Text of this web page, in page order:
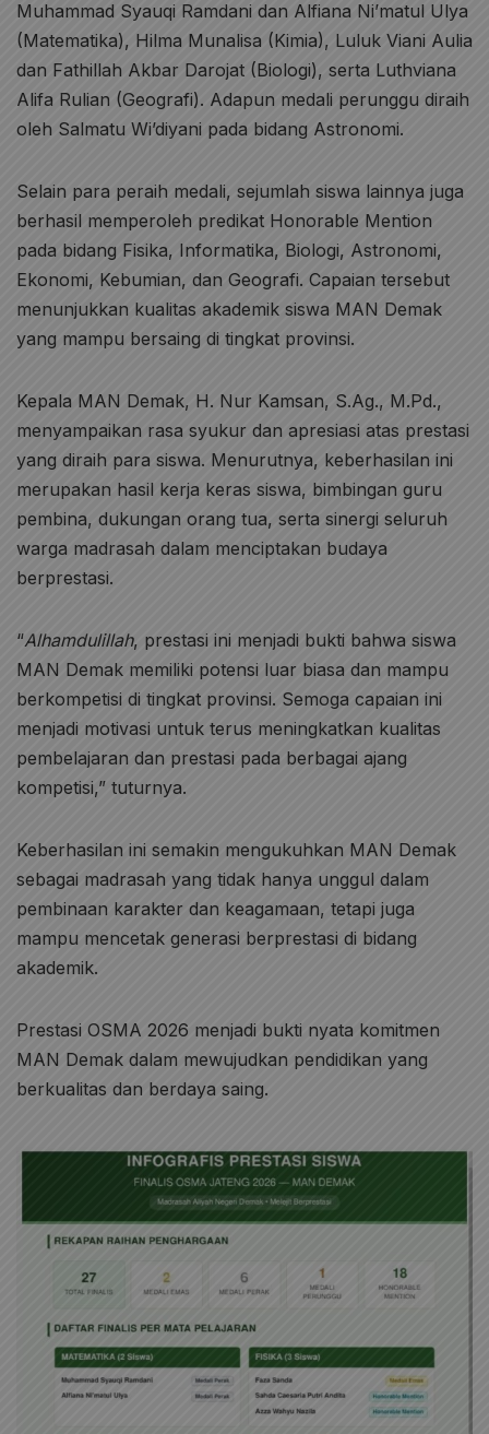
Muhammad Syauqi Ramdani dan Alfiana Ni’matul Ulya
(Matematika), Hilma Munalisa (Kimia), Luluk Viani Aulia
dan Fathillah Akbar Darojat (Biologi), serta Luthviana
Alifa Rulian (Geografi). Adapun medali perunggu diraih
oleh Salmatu Wi’diyani pada bidang Astronomi.
Selain para peraih medali, sejumlah siswa lainnya juga
berhasil memperoleh predikat Honorable Mention
pada bidang Fisika, Informatika, Biologi, Astronomi,
Ekonomi, Kebumian, dan Geografi. Capaian tersebut
menunjukkan kualitas akademik siswa MAN Demak
yang mampu bersaing di tingkat provinsi.
Kepala MAN Demak, H. Nur Kamsan, S.Ag., M.Pd.,
menyampaikan rasa syukur dan apresiasi atas prestasi
yang diraih para siswa. Menurutnya, keberhasilan ini
merupakan hasil kerja keras siswa, bimbingan guru
pembina, dukungan orang tua, serta sinergi seluruh
warga madrasah dalam menciptakan budaya
berprestasi.
“Alhamdulillah, prestasi ini menjadi bukti bahwa siswa
MAN Demak memiliki potensi luar biasa dan mampu
berkompetisi di tingkat provinsi. Semoga capaian ini
menjadi motivasi untuk terus meningkatkan kualitas
pembelajaran dan prestasi pada berbagai ajang
kompetisi,” tuturnya.
Keberhasilan ini semakin mengukuhkan MAN Demak
sebagai madrasah yang tidak hanya unggul dalam
pembinaan karakter dan keagamaan, tetapi juga
mampu mencetak generasi berprestasi di bidang
akademik.
Prestasi OSMA 2026 menjadi bukti nyata komitmen
MAN Demak dalam mewujudkan pendidikan yang
berkualitas dan berdaya saing.